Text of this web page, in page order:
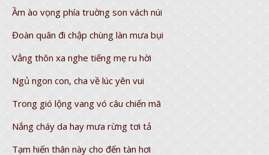
Ầm ào vọng phía truờng son vách núi
Đoàn quân đi chập chùng làn mưa bụi
Vẳng thôn xa nghe tiếng mẹ ru hời
Ngủ ngon con, cha về lúc yên vui
Trong gió lộng vang vó câu chiến mã
Nắng cháy da hay mưa rừng tơi tả
Tạm hiến thân này cho đến tàn hơi